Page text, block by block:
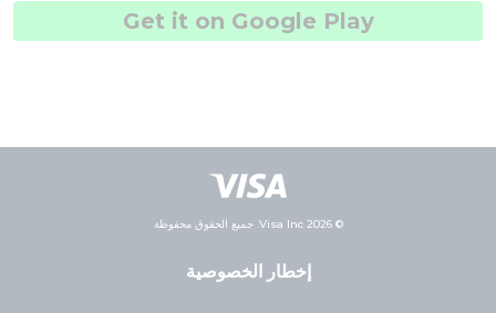
Get it on Google Play
© 2026 Visa Inc. جميع الحقوق محفوظة
إخطار الخصوصية